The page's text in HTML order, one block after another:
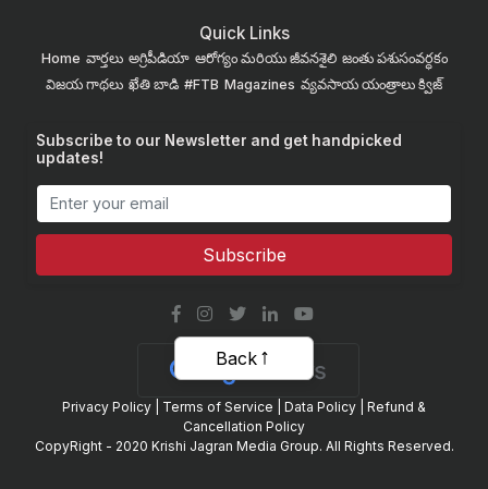
Quick Links
Home వార్తలు అగ్రిపీడియా ఆరోగ్యం మరియు జీవనశైలి జంతు పశుసంవర్ధకం
విజయ గాథలు ఖేతి బాడి #FTB Magazines వ్యవసాయ యంత్రాలు క్విజ్
Subscribe to our Newsletter and get handpicked
updates!
Subscribe
Privacy Policy Terms of Service Data Policy
Refund &
Cancellation Policy
CopyRight - 2020 Krishi Jagran Media Group. All Rights Reserved.
Back